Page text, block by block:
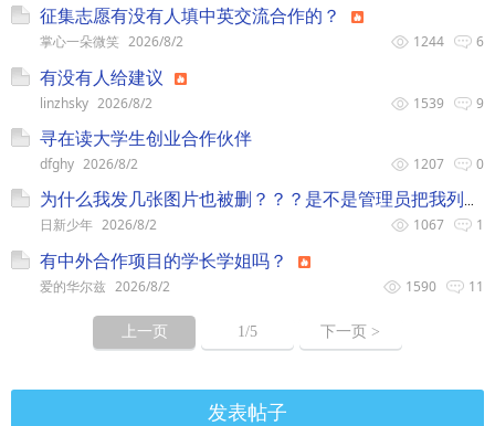
征集志愿有没有人填中英交流合作的？
6
1244
掌心一朵微笑 2026/8/2
有没有人给建议
9
1539
linzhsky 2026/8/2
寻在读大学生创业合作伙伴
0
1207
dfghy 2026/8/2
为什么我发几张图片也被删？？？是不是管理员把我列入黑名单？
1
1067
日新少年 2026/8/2
有中外合作项目的学长学姐吗？
11
1590
爱的华尔兹 2026/8/2
上一页 1/5 下一页 >
发表帖子